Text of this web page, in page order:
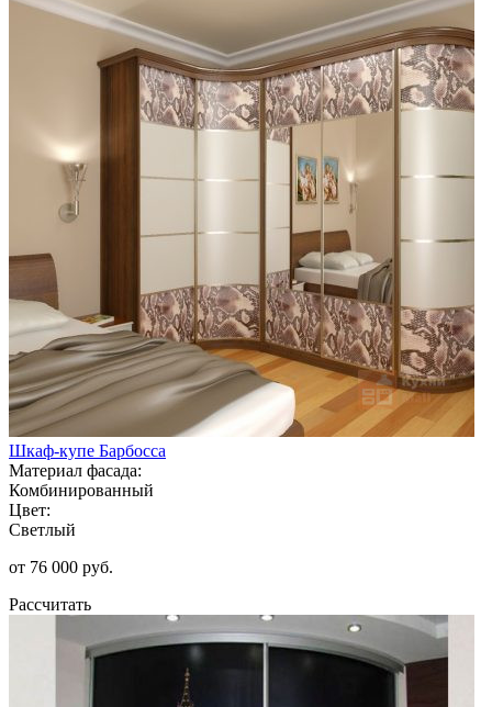
Шкаф-купе Барбосса
Материал фасада:
Комбинированный
Цвет:
Светлый
от 76 000 руб.
Рассчитать